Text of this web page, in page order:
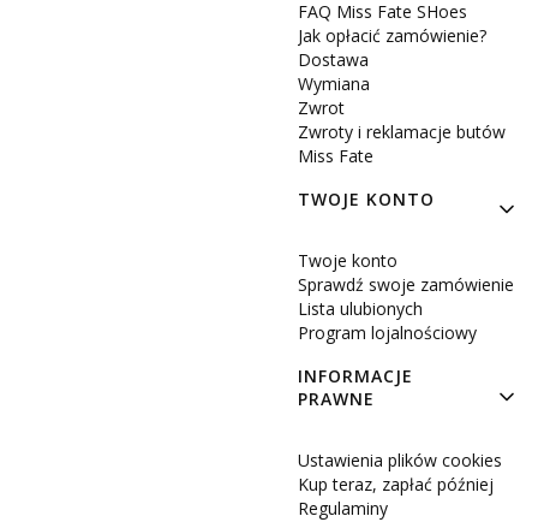
FAQ Miss Fate SHoes
Jak opłacić zamówienie?
Dostawa
Wymiana
Zwrot
Zwroty i reklamacje butów
Miss Fate
TWOJE KONTO
Twoje konto
Sprawdź swoje zamówienie
Lista ulubionych
Program lojalnościowy
INFORMACJE
PRAWNE
Ustawienia plików cookies
Kup teraz, zapłać później
Regulaminy